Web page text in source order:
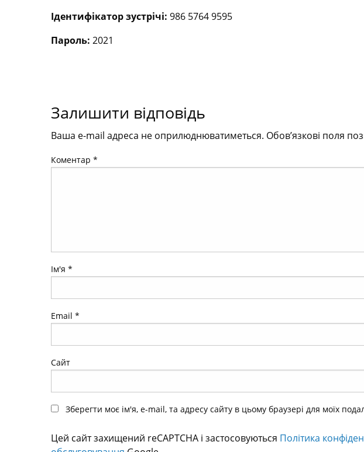
Ідентифікатор зустрічі: 986 5764 9595
Пароль: 2021
Залишити відповідь
Ваша e-mail адреса не оприлюднюватиметься. Обов’язкові поля
Коментар *
Ім'я *
Email *
Сайт
Зберегти моє ім'я, e-mail, та адресу сайту в цьому браузері для моїх
Цей сайт захищений reCAPTCHA і застосовуються Політика